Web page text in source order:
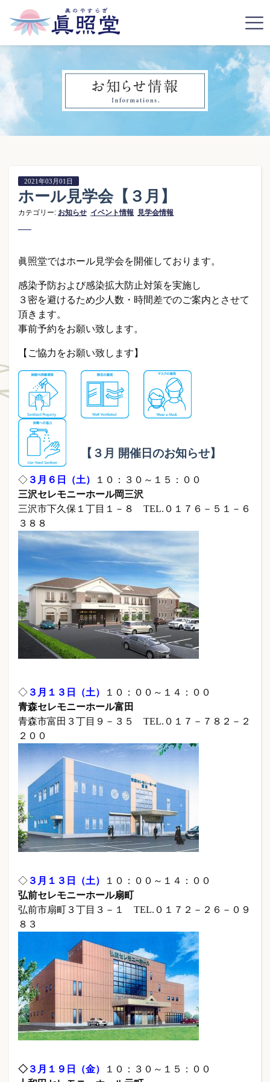
2021年03月01日
ホール見学会【３月】
カテゴリー: お知らせ イベント情報 見学会情報
眞照堂ではホール見学会を開催しております。
感染予防および感染拡大防止対策を実施し
３密を避けるため少人数・時間差でのご案内とさせて
頂きます。
事前予約をお願い致します。
【ご協力をお願い致します】
【３月 開催日のお知らせ】
◇ ３月６ 日（土）
１０：３０～１５：００
三沢セレモニーホール岡三沢
三沢市下久保１丁目１－８ TEL.０１７６－５１－６
３８８
◇ ３月１３日（土）
１０：００～１４：００
青森セレモニーホール富田
青森市富田３丁目９－３５ TEL.０１７－７８２－２
２００
◇ ３月１３日（土）
１０：００～１４：００
弘前セレモニーホール扇町
弘前市扇町３丁目３－１ TEL.０１７２－２６－０９
８３
◇ ３ 月１９日（金）
１０：３０～１５：００